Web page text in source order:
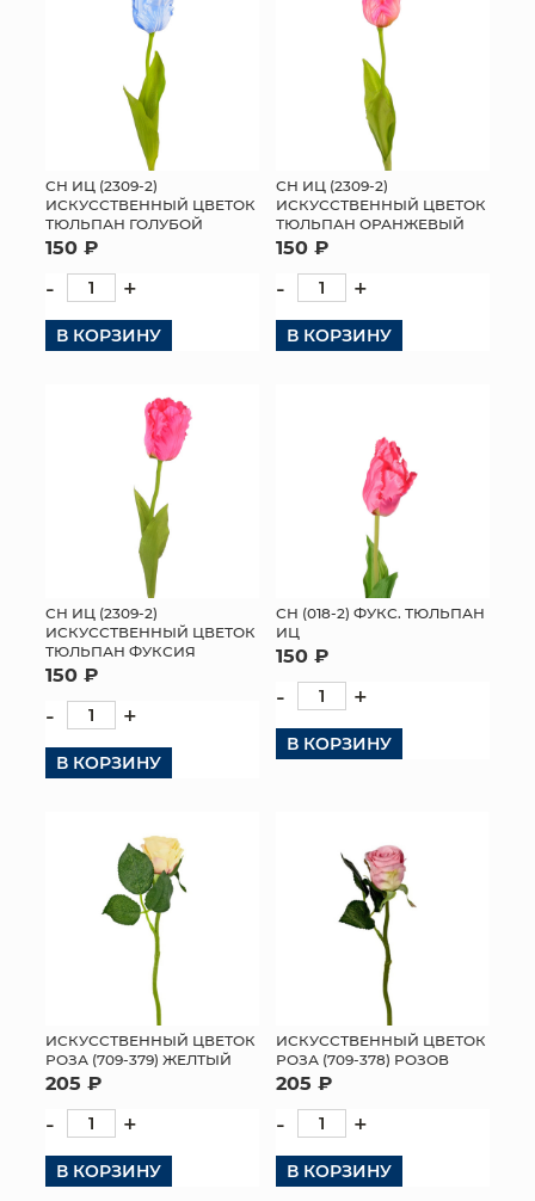
ОПТОВЫМ КЛИЕНТАМ
ДОСТАВКА И ОПЛАТА
КОНТАКТЫ
СН ИЦ (2309-2)
ИСКУССТВЕННЫЙ ЦВЕТОК
ТЮЛЬПАН ГОЛУБОЙ
150 ₽
- +
В КОРЗИНУ
СН ИЦ (2309-2)
ИСКУССТВЕННЫЙ ЦВЕТОК
ТЮЛЬПАН ОРАНЖЕВЫЙ
150 ₽
- +
В КОРЗИНУ
СН ИЦ (2309-2)
ИСКУССТВЕННЫЙ ЦВЕТОК
ТЮЛЬПАН ФУКСИЯ
150 ₽
- +
В КОРЗИНУ
СН (018-2) ФУКС. ТЮЛЬПАН
ИЦ
150 ₽
- +
В КОРЗИНУ
ИСКУССТВЕННЫЙ ЦВЕТОК
РОЗА (709-379) ЖЕЛТЫЙ
205 ₽
- +
В КОРЗИНУ
ИСКУССТВЕННЫЙ ЦВЕТОК
РОЗА (709-378) РОЗОВ
205 ₽
- +
В КОРЗИНУ